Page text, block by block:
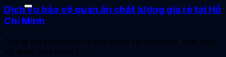
Dịch vụ bảo vệ quán ăn chất lượng giá rẻ tại Hồ
Chí Minh
Trong bối cảnh cạnh tranh khốc liệt hiện nay, việc bảo
vệ quán ăn không [...]